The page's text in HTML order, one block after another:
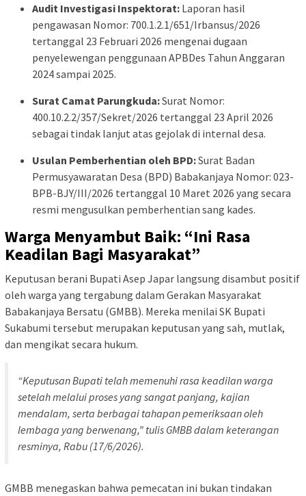
Audit Investigasi Inspektorat: Laporan hasil
pengawasan Nomor: 700.1.2.1/651/Irbansus/2026
tertanggal 23 Februari 2026 mengenai dugaan
penyelewengan penggunaan APBDes Tahun Anggaran
2024 sampai 2025.
Surat Camat Parungkuda:Surat Nomor:
400.10.2.2/357/Sekret/2026 tertanggal 23 April 2026
sebagai tindak lanjut atas gejolak di internal desa.
Usulan Pemberhentian oleh BPD:Surat Badan
Permusyawaratan Desa (BPD) Babakanjaya Nomor: 023-
BPB-BJY/III/2026 tertanggal 10 Maret 2026 yang secara
resmi mengusulkan pemberhentian sang kades.
Warga Menyambut Baik: “Ini Rasa
Keadilan Bagi Masyarakat”
Keputusan berani Bupati Asep Japar langsung disambut positif
oleh warga yang tergabung dalam Gerakan Masyarakat
Babakanjaya Bersatu (GMBB). Mereka menilai SK Bupati
Sukabumi tersebut merupakan keputusan yang sah, mutlak,
dan mengikat secara hukum.
“Keputusan Bupati telah memenuhi rasa keadilan warga
setelah melalui proses yang sangat panjang, kajian
mendalam, serta berbagai tahapan pemeriksaan oleh
lembaga yang berwenang,” tulis GMBB dalam keterangan
resminya, Rabu (17/6/2026).
GMBB menegaskan bahwa pemecatan ini bukan tindakan